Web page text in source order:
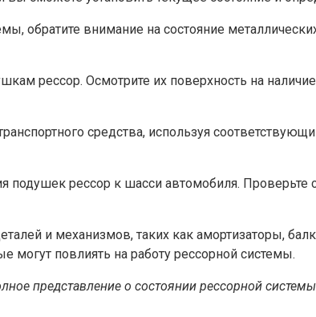
обратите внимание на состояние
рессор. Осмотрите их поверхность на
средства, используя
подушек рессор к шасси автомобиля.
и механизмов, таких как амортизаторы,
повлиять на работу рессорной системы.
представление о состоянии рессорной